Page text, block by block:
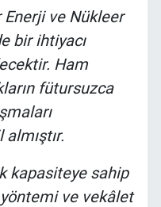
Enerji ve Nükleer
bir ihtiyacı
Ham
fütursuzca
kapasiteye sahip
ve vekâlet